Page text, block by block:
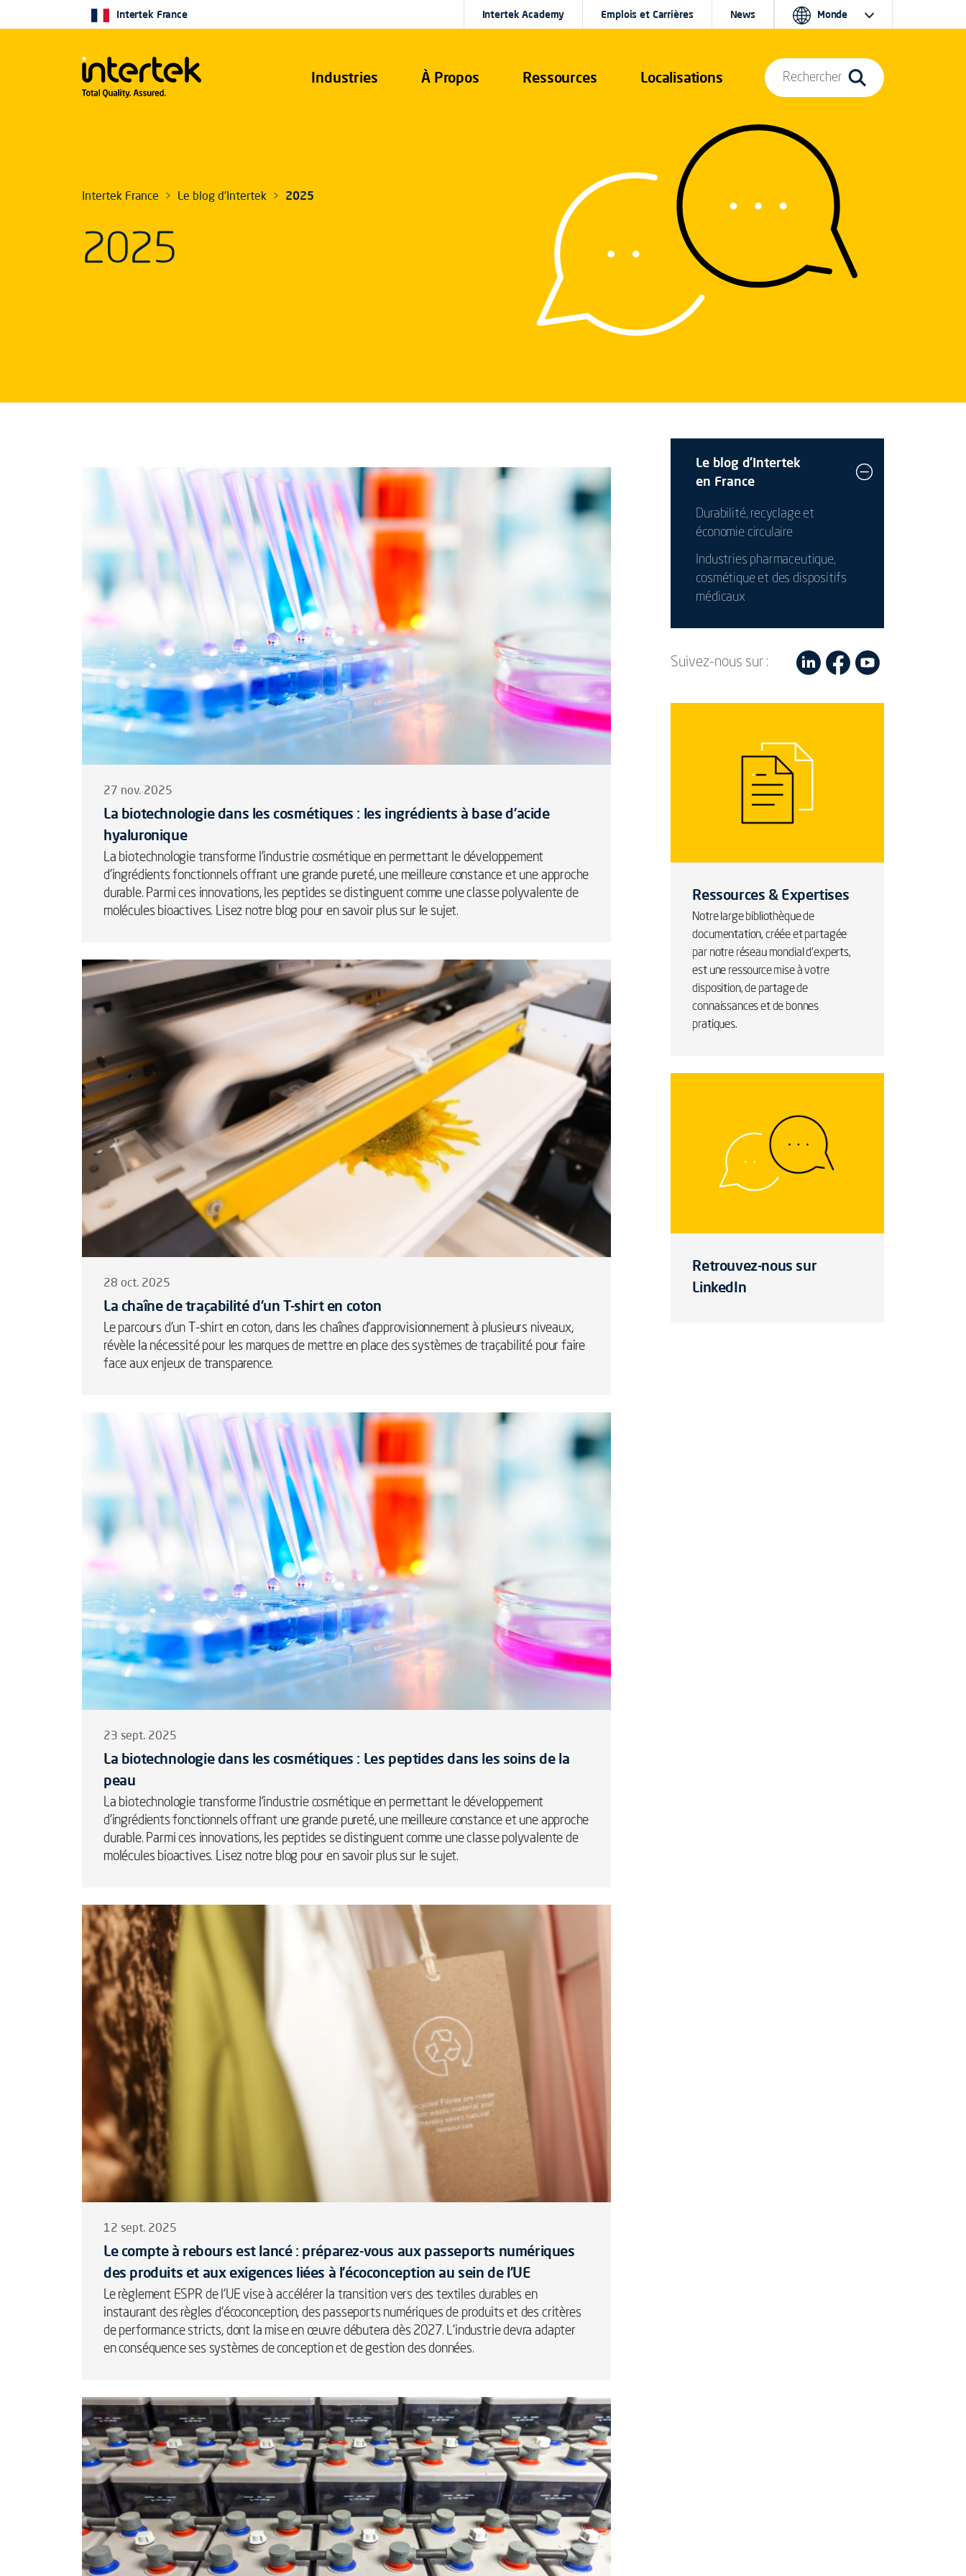
Industries À Propos Ressources Localisations
Intertek France Intertek Academy Emplois et Carrières News Monde
Rechercher
Intertek France Le blog d'Intertek 2025
2025
27 nov. 2025
La biotechnologie dans les cosmétiques : les ingrédients à base d’acide
hyaluronique
La biotechnologie transforme l’industrie cosmétique en permettant le développement
d’ingrédients fonctionnels offrant une grande pureté, une meilleure constance et une approche
durable. Parmi ces innovations, les peptides se distinguent comme une classe polyvalente de
molécules bioactives. Lisez notre blog pour en savoir plus sur le sujet.
28 oct. 2025
La chaîne de traçabilité d’un T-shirt en coton
Le parcours d’un T-shirt en coton, dans les chaînes d'approvisionnement à plusieurs niveaux,
révèle la nécessité pour les marques de mettre en place des systèmes de traçabilité pour faire
face aux enjeux de transparence.
23 sept. 2025
La biotechnologie dans les cosmétiques : Les peptides dans les soins de la
peau
La biotechnologie transforme l’industrie cosmétique en permettant le développement
d’ingrédients fonctionnels offrant une grande pureté, une meilleure constance et une approche
durable. Parmi ces innovations, les peptides se distinguent comme une classe polyvalente de
molécules bioactives. Lisez notre blog pour en savoir plus sur le sujet.
12 sept. 2025
Le compte à rebours est lancé : préparez-vous aux passeports numériques
des produits et aux exigences liées à l’écoconception au sein de l’UE
Le règlement ESPR de l'UE vise à accélérer la transition vers des textiles durables en
instaurant des règles d’écoconception, des passeports numériques de produits et des critères
de performance stricts, dont la mise en œuvre débutera dès 2027. L’industrie devra adapter
en conséquence ses systèmes de conception et de gestion des données.
Le blog d'Intertek
en France
Durabilité, recyclage et
économie circulaire
Industries pharmaceutique,
cosmétique et des dispositifs
médicaux
Suivez-nous sur :
Ressources & Expertises
Notre large bibliothèque de
documentation, créée et partagée
par notre réseau mondial d’experts,
est une ressource mise à votre
disposition, de partage de
connaissances et de bonnes
pratiques.
Retrouvez-nous sur
LinkedIn